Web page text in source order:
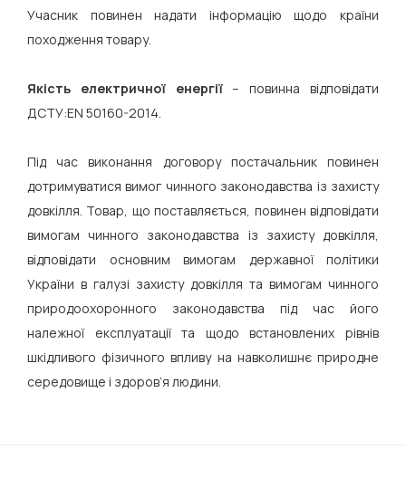
Учасник повинен надати інформацію щодо країни
походження товару.
Якість електричної енергії– повинна відповідати
ДСТУ:EN 50160-2014.
Під час виконання договору постачальник повинен
дотримуватися вимог чинного законодавства із захисту
довкілля. Товар, що поставляється, повинен відповідати
вимогам чинного законодавства із захисту довкілля,
відповідати основним вимогам державної політики
України в галузі захисту довкілля та вимогам чинного
природоохоронного законодавства під час його
належної експлуатації та щодо встановлених рівнів
шкідливого фізичного впливу на навколишнє природне
середовище і здоров’я людини.